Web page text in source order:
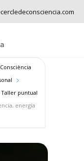
Taller puntual
energía